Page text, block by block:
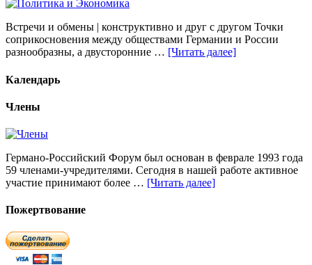
Встречи и обмены | конструктивно и друг с другом Точки
соприкосновения между обществами Германии и России
разнообразны, а двусторонние … [Читать далее]
Календарь
Члены
Германо-Российский Форум был основан в феврале 1993 года
59 членами-учредителями. Сегодня в нашей работе активное
участие принимают более … [Читать далее]
Пожертвование